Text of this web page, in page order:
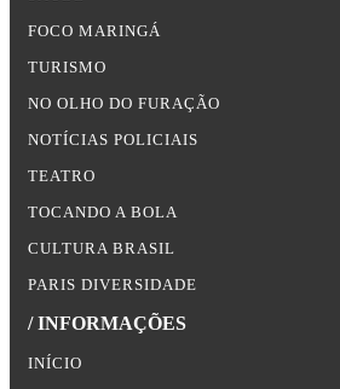
FOCO MARINGÁ
TURISMO
NO OLHO DO FURAÇÃO
NOTÍCIAS POLICIAIS
TEATRO
TOCANDO A BOLA
CULTURA BRASIL
PARIS DIVERSIDADE
/ INFORMAÇÕES
INÍCIO